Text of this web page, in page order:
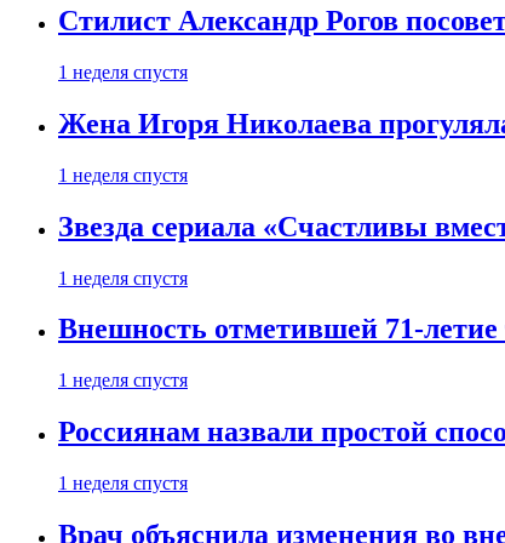
Стилист Александр Рогов
1 неделя спустя
Жена Игоря Николаева
1 неделя спустя
Звезда сериала «Счастливы
1 неделя спустя
Внешность отметившей 71-
1 неделя спустя
Россиянам назвали простой
1 неделя спустя
Врач объяснила изменения во